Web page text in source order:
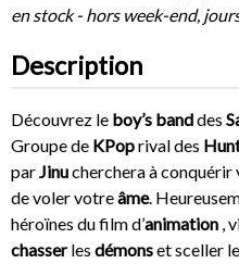
en stock - hors week-end,
Description
Découvrez le boy’s banddes
Groupe de KPoprival des
parJinucherchera à
de voler votreâme.
héroïnes du film d’animation ,
chasserles démonset sceller le